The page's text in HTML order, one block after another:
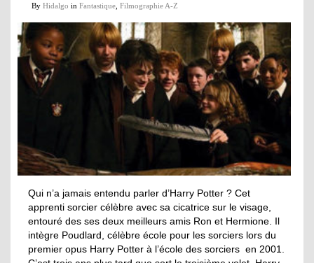
By Hidalgo in Fantastique Filmographie A-Z
Qui n’a jamais entendu parler d’Harry Potter ? Cet
apprenti sorcier célèbre avec sa cicatrice sur le visage,
entouré des ses deux meilleurs amis Ron et Hermione. Il
intègre Poudlard, célèbre école pour les sorciers lors du
premier opus Harry Potter à l’école des sorciers en 2001.